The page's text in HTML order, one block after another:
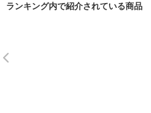
ランキング内で紹介されている商品